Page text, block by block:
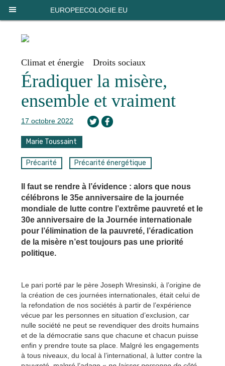
EUROPEECOLOGIE.EU
Climat et énergie Droits sociaux
Éradiquer la misère,
ensemble et vraiment
17 octobre 2022
Marie Toussaint
Précarité Précarité énergétique
Il faut se rendre à l’évidence : alors que nous
célébrons le 35e anniversaire de la journée
mondiale de lutte contre l’extrême pauvreté et le
30e anniversaire de la Journée internationale
pour l’élimination de la pauvreté, l’éradication
de la misère n’est toujours pas une priorité
politique.
Le pari porté par le père Joseph Wresinski, à l’origine de
la création de ces journées internationales, était celui de
la refondation de nos sociétés à partir de l’expérience
vécue par les personnes en situation d’exclusion, car
nulle société ne peut se revendiquer des droits humains
et de la démocratie sans que chacune et chacun puisse
enfin y prendre toute sa place. Malgré les engagements
à tous niveaux, du local à l’international, à lutter contre la